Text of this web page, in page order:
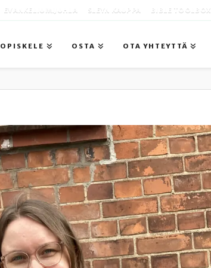
EVANKELIUMIJUHLA SLEYN KAUPPA BIBLE TOOLBOX
OPISKELE OSTA OTA YHTEYTTÄ